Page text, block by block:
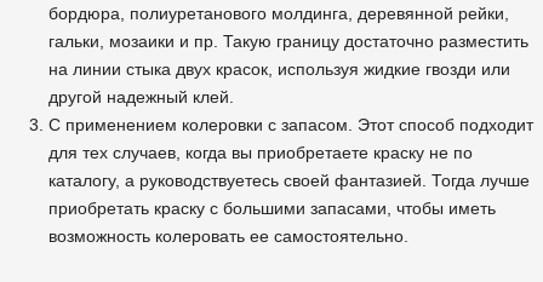
бордюра, полиуретанового молдинга, деревянной рейки,
гальки, мозаики и пр. Такую границу достаточно разместить
на линии стыка двух красок, используя жидкие гвозди или
другой надежный клей.
С применением колеровки с запасом. Этот способ подходит
для тех случаев, когда вы приобретаете краску не по
каталогу, а руководствуетесь своей фантазией. Тогда лучше
приобретать краску с большими запасами, чтобы иметь
возможность колеровать ее самостоятельно.